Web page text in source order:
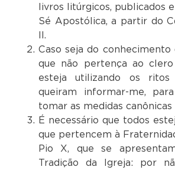
livros litúrgicos, publicados
Sé Apostólica, a partir do
II.
Caso seja do
que não pertença ao clero
esteja utilizando os ritos
queiram informar-me,
tomar as medidas canônicas
É necessário que todos
que pertencem à
Pio X, que se
Tradição da Igreja: por